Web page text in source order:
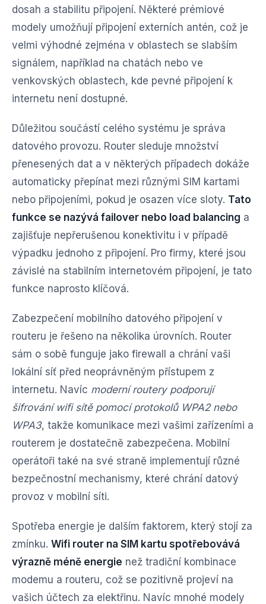
dosah a stabilitu připojení. Některé prémiové
modely umožňují připojení externích antén, což je
velmi výhodné zejména v oblastech se slabším
signálem, například na chatách nebo ve
venkovských oblastech, kde pevné připojení k
internetu není dostupné.
Důležitou součástí celého systému je správa
datového provozu. Router sleduje množství
přenesených dat a v některých případech dokáže
automaticky přepínat mezi různými SIM kartami
nebo připojeními, pokud je osazen více sloty. Tato
funkce se nazývá failover nebo load balancing a
zajišťuje nepřerušenou konektivitu i v případě
výpadku jednoho z připojení. Pro firmy, které jsou
závislé na stabilním internetovém připojení, je tato
funkce naprosto klíčová.
Zabezpečení mobilního datového připojení v
routeru je řešeno na několika úrovních. Router
sám o sobě funguje jako firewall a chrání vaši
lokální síť před neoprávněným přístupem z
internetu. Navíc moderní routery podporují
šifrování wifi sítě pomocí protokolů WPA2 nebo
WPA3, takže komunikace mezi vašimi zařízeními a
routerem je dostatečně zabezpečena. Mobilní
operátoři také na své straně implementují různé
bezpečnostní mechanismy, které chrání datový
provoz v mobilní síti.
Spotřeba energie je dalším faktorem, který stojí za
zmínku. Wifi router na SIM kartu spotřebovává
výrazně méně energie než tradiční kombinace
modemu a routeru, což se pozitivně projeví na
vašich účtech za elektřinu. Navíc mnohé modely